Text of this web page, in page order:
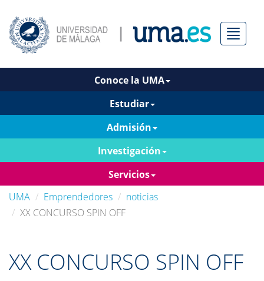
Menú
Conoce la UMA
Estudiar
Admisión
Investigación
Servicios
UMA
Emprendedores
noticias
XX CONCURSO SPIN OFF
XX CONCURSO SPIN OFF